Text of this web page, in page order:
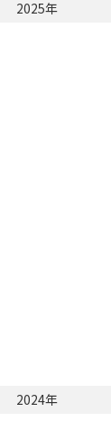
2025年
2024年